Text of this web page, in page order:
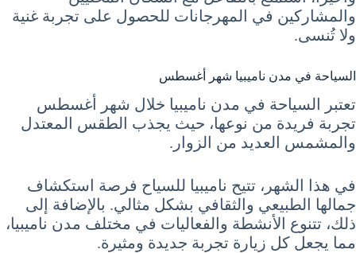
والمشاركين في المهرجانات للحصول على تجربة غنية
ولا تُنسى.
السياحة في مدن ناميبيا شهر أغسطس
تعتبر السياحة في مدن ناميبيا خلال شهر أغسطس
تجربة فريدة من نوعها، حيث يجذب الطقس المعتدل
والمشمس العديد من الزوار.
في هذا الشهر، تتيح ناميبيا للسياح فرصة استكشاف
جمالها الطبيعي والثقافي بشكل مثالي. بالإضافة إلى
ذلك، تتنوع الأنشطة والفعاليات في مختلف مدن ناميبيا،
مما يجعل كل زيارة تجربة جديدة ومثيرة.